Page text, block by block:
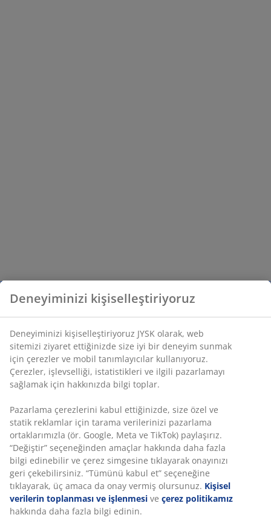
Deneyiminizi kişiselleştiriyoruz
Deneyiminizi kişiselleştiriyoruz JYSK olarak, web
sitemizi ziyaret ettiğinizde size iyi bir deneyim sunmak
için çerezler ve mobil tanımlayıcılar kullanıyoruz.
Çerezler, işlevselliği, istatistikleri ve ilgili pazarlamayı
sağlamak için hakkınızda bilgi toplar.
Pazarlama çerezlerini kabul ettiğinizde, size özel ve
statik reklamlar için tarama verilerinizi pazarlama
ortaklarımızla (ör. Google, Meta ve TikTok) paylaşırız.
“Değiştir” seçeneğinden amaçlar hakkında daha fazla
bilgi edinebilir ve çerez simgesine tıklayarak onayınızı
geri çekebilirsiniz. “Tümünü kabul et” seçeneğine
tıklayarak, üç amaca da onay vermiş olursunuz. Kişisel
verilerin toplanması ve işlenmesi ve çerez politikamız
hakkında daha fazla bilgi edinin.